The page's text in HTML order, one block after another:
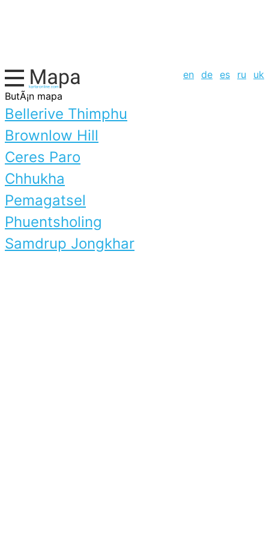
en de es ru
uk
ButÃ¡n mapa
Bellerive Thimphu
Brownlow Hill
Ceres Paro
Chhukha
Pemagatsel
Phuentsholing
Samdrup Jongkhar